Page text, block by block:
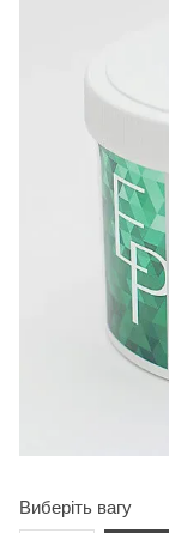
Виберіть вагу